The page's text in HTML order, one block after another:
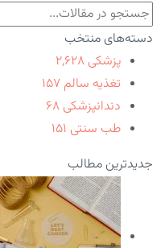
دسته‌های منتخب
پزشکی ۲,۶۲۸
تغذیه سالم ۱۵۷
دندانپزشکی ۶۸
طب سنتی ۱۵۱
جدیدترین مطالب